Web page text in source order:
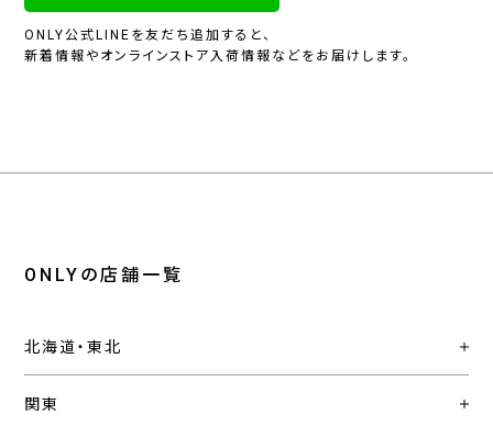
ONLY公式LINEを友だち追加すると、
新着情報やオンラインストア入荷情報などをお届けします。
ONLYの店舗一覧
北海道・東北
関東